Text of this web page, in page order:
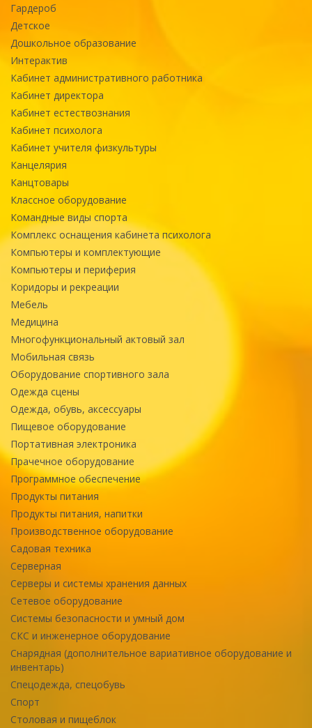
Гардероб
Детское
Дошкольное образование
Интерактив
Кабинет административного работника
Кабинет директора
Кабинет естествознания
Кабинет психолога
Кабинет учителя физкультуры
Канцелярия
Канцтовары
Классное оборудование
Командные виды спорта
Комплекс оснащения кабинета психолога
Компьютеры и комплектующие
Компьютеры и периферия
Коридоры и рекреации
Мебель
Медицина
Многофункциональный актовый зал
Мобильная связь
Оборудование спортивного зала
Одежда сцены
Одежда, обувь, аксессуары
Пищевое оборудование
Портативная электроника
Прачечное оборудование
Программное обеспечение
Продукты питания
Продукты питания, напитки
Производственное оборудование
Садовая техника
Серверная
Серверы и системы хранения данных
Сетевое оборудование
Системы безопасности и умный дом
СКС и инженерное оборудование
Снарядная (дополнительное вариативное оборудование и
инвентарь)
Спецодежда, спецобувь
Спорт
Столовая и пищеблок